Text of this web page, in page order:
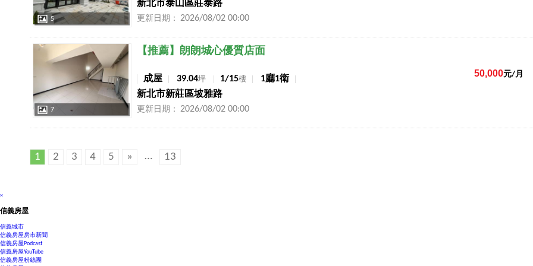
5
新北市泰山區莊泰路
更新日期： 2026/08/02 00:00
店長推薦
7
【推薦】朗朗城心優質店面
成屋 39.04坪 1/15樓
1廳1衛
新北市新莊區坡雅路
更新日期： 2026/08/02 00:00
50,000元/月
1 2 3 4 5 » … 13
×
信義房屋
信義城市
信義房屋房市新聞
信義房屋Podcast
信義房屋YouTube
信義房屋粉絲團